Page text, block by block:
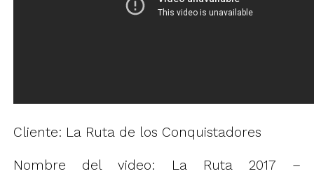
Cliente: La Ruta de los Conquistadores
Nombre del video: La Ruta 2017 –